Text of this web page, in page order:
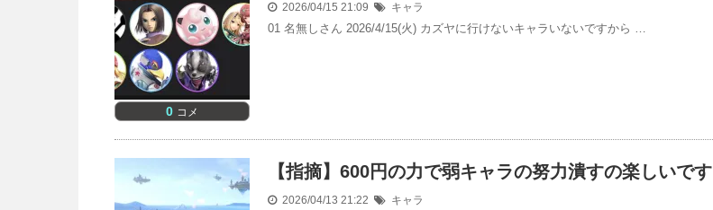
0 コメ
2026/04/15 21:09 キャラ
01 名無しさん 2026/4/15(火) カズヤに行けないキャラいないですから …
【指摘】600円の力で弱キャラの努力潰すの楽しいです
2026/04/13 21:22 キャラ